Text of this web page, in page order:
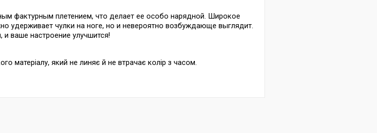
фактурным плетением, что делает ее особо нарядной. Широкое
удерживает чулки на ноге, но и невероятно возбуждающе выглядит.
и ваше настроение улучшится!
матеріалу, який не линяє й не втрачає колір з часом.